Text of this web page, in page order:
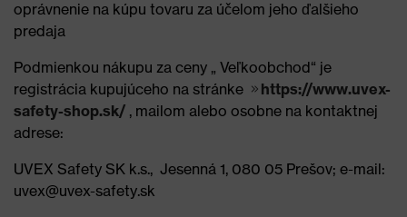
oprávnenie na kúpu tovaru za účelom jeho ďalšieho
predaja
Podmienkou nákupu za ceny „ Veľkoobchod“ je
registrácia kupujúceho na stránke
https://www.uvex-
safety-shop.sk/ , mailom alebo osobne na kontaktnej
adrese:
UVEX Safety SK k.s., Jesenná 1, 080 05 Prešov; e-mail:
uvex@uvex-safety.sk